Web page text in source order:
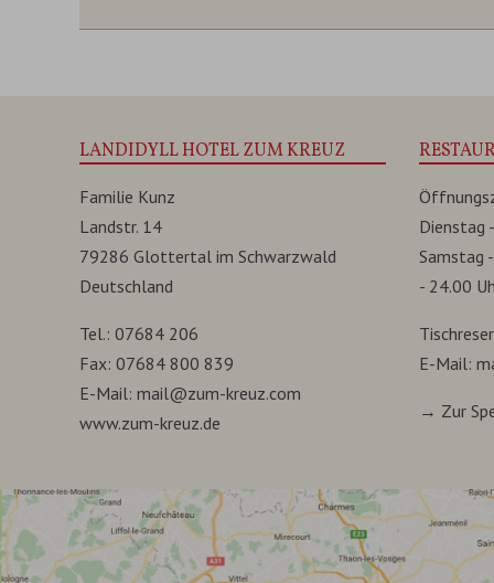
LANDIDYLL HOTEL ZUM KREUZ
Familie Kunz
Landstr. 14
79286 Glottertal im Schwarzwald
Deutschland
Tel.: 07684 206
Fax: 07684 800 839
E-Mail: mail@zum-kreuz.com
www.zum-kreuz.de
Dienstag
Samstag
- 24.00
E-Mail:
→ Zur